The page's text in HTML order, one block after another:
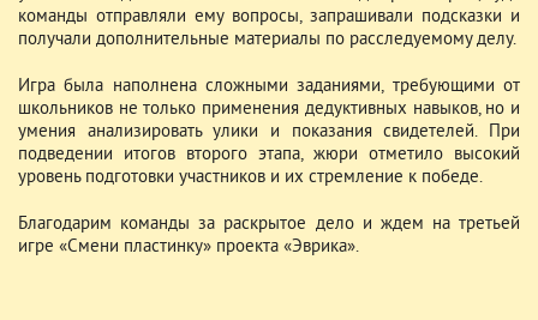
команды отправляли ему вопросы, запрашивали подсказки и
получали дополнительные материалы по расследуемому делу.
Игра была наполнена сложными заданиями, требующими от
школьников не только применения дедуктивных навыков, но и
умения анализировать улики и показания свидетелей. При
подведении итогов второго этапа, жюри отметило высокий
уровень подготовки участников и их стремление к победе.
Благодарим команды за раскрытое дело и ждем на третьей
игре «Смени пластинку» проекта «Эврика».